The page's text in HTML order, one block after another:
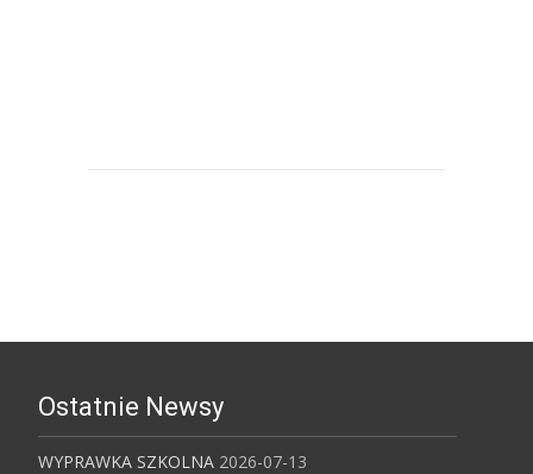
Ostatnie Newsy
WYPRAWKA SZKOLNA 2026-07-13